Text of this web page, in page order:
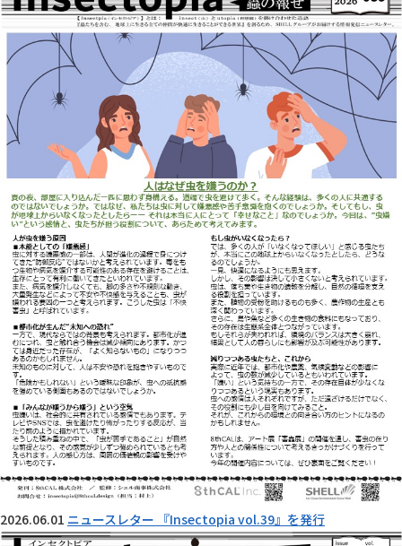
2026.06.01 ニュースレター 『Insectopia vol.39』を発行